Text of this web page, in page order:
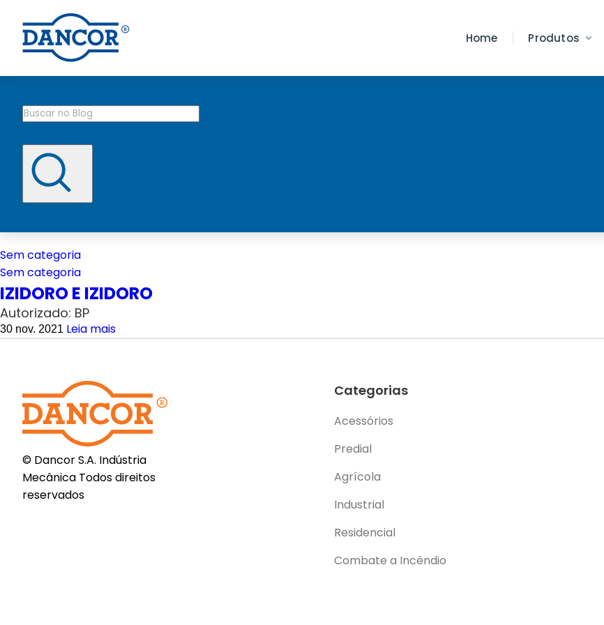
Home Produtos
Sem categoria
Sem categoria
IZIDORO E IZIDORO
Autorizado: BP
30 nov. 2021 Leia mais
© Dancor S.A. Indústria
Mecânica Todos direitos
reservados
Categorias
Acessórios
Predial
Agrícola
Industrial
Residencial
Combate a Incêndio